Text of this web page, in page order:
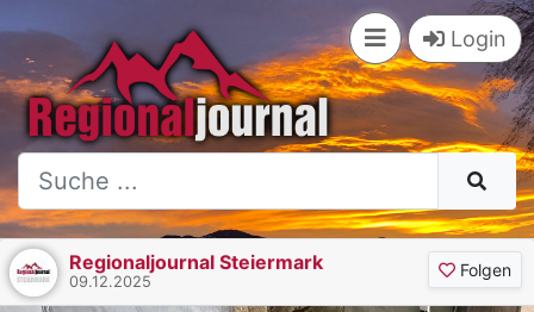
Login
Regionaljournal Steiermark
09.12.2025
Folgen